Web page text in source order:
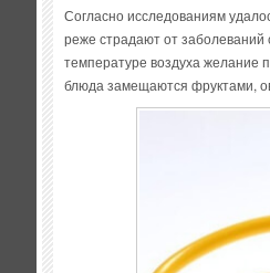
Согласно исследованиям
реже страдают от заболеваний
температуре воздуха желание
блюда замещаются фруктами,